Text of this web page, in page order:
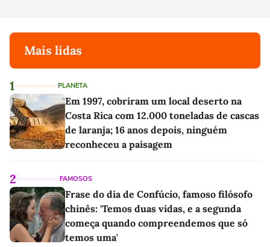
Mais lidas
1 PLANETA
Em 1997, cobriram um local deserto na
Costa Rica com 12.000 toneladas de cascas
de laranja; 16 anos depois, ninguém
reconheceu a paisagem
2 FAMOSOS
Frase do dia de Confúcio, famoso filósofo
chinês: 'Temos duas vidas, e a segunda
começa quando compreendemos que só
temos uma'